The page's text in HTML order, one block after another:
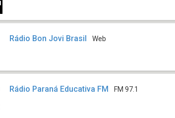
Rádio Bon Jovi Brasil Web
Rádio Paraná Educativa FM FM 97.1